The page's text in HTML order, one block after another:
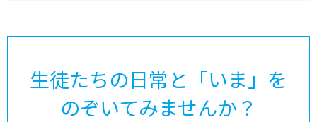
生徒たちの日常と「いま」を
のぞいてみませんか？